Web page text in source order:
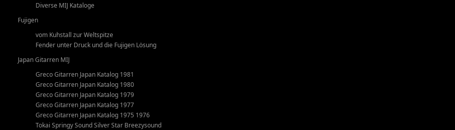
Diverse MIJ Kataloge
Fujigen
vom Kuhstall zur Weltspitze
Fender unter Druck und die Fujigen Lösung
Japan Gitarren MIJ
Greco Gitarren Japan Katalog 1981
Greco Gitarren Japan Katalog 1980
Greco Gitarren Japan Katalog 1979
Greco Gitarren Japan Katalog 1977
Greco Gitarren Japan Katalog 1975 1976
Tokai Springy Sound Silver Star Breezysound